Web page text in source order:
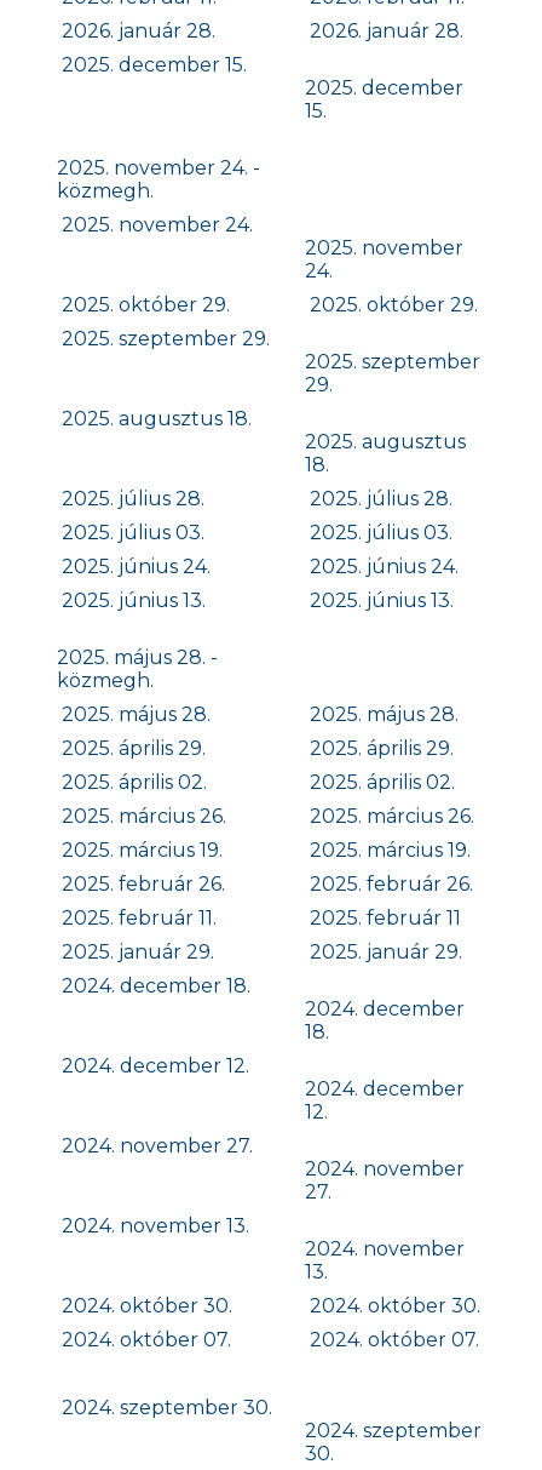
2026. január 28.
2026. január 28.
2025. december 15.
2025. december
15.
2025. november 24. -
közmegh.
2025. november 24.
2025. november
24.
2025. október 29.
2025. október 29.
2025. szeptember 29.
2025. szeptember
29.
2025. augusztus 18.
2025. augusztus
18.
2025. július 28.
2025. július 28.
2025. július 03.
2025. július 03.
2025. június 24.
2025. június 24.
2025. június 13.
2025. június 13.
2025. május 28. -
közmegh.
2025. május 28.
2025. május 28.
2025. április 29.
2025. április 29.
2025. április 02.
2025. április 02.
2025. március 26.
2025. március 26.
2025. március 19.
2025. március 19.
2025. február 26.
2025. február 26.
2025. február 11.
2025. február 11
2025. január 29.
2025. január 29.
2024. december 18.
2024. december
18.
2024. december 12.
2024. december
12.
2024. november 27.
2024. november
27.
2024. november 13.
2024. november
13.
2024. október 30.
2024. október 30.
2024. október 07.
2024. október 07.
2024. szeptember 30.
2024. szeptember
30.